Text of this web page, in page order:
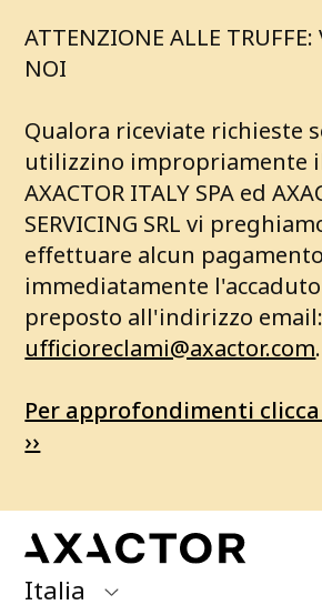
ATTENZIONE ALLE
NOI
Qualora riceviate richieste
utilizzino impropriamente
AXACTOR ITALY SPA ed
SERVICING SRL vi
effettuare alcun
immediatamente
preposto all'indirizzo email:
ufficioreclami@axactor.com.
Per approfondimenti
››
Italia